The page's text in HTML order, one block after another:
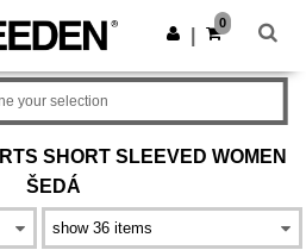
Stáhnout app
0
SHORT SLEEVED WOMEN
ŠEDÁ
your selection